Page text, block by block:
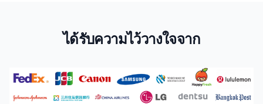
ได้รับความไว้วางใจจาก